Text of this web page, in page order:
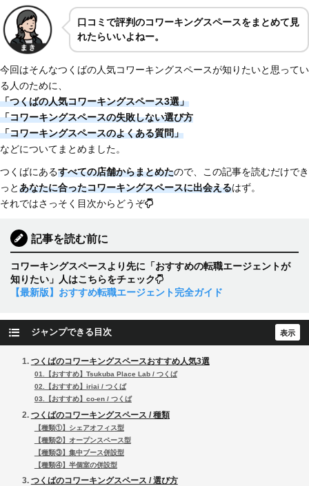
口コミで評判のコワーキングスペースをまとめて見
れたらいいよねー。
今回はそんなつくばの人気コワーキングスペースが知りたいと思ってい
る人のために、
「つくばの人気コワーキングスペース3選」
「コワーキングスペースの失敗しない選び方
「コワーキングスペースのよくある質問」
などについてまとめました。
つくばにあるすべての店舗からまとめたので、この記事を読むだけでき
っとあなたに合ったコワーキングスペースに出会えるはず。
それではさっそく目次からどうぞ
記事を読む前に
コワーキングスペースより先に「おすすめの転職エージェントが
知りたい」人はこちらをチェック
【最新版】おすすめ転職エージェント完全ガイド
ジャンプできる目次
つくばのコワーキングスペースおすすめ人気3選
01.【おすすめ】Tsukuba Place Lab / つくば
02.【おすすめ】iriai / つくば
03.【おすすめ】co-en / つくば
つくばのコワーキングスペース / 種類
【種類①】シェアオフィス型
【種類②】オープンスペース型
【種類③】集中ブース併設型
【種類④】半個室の併設型
つくばのコワーキングスペース / 選び方